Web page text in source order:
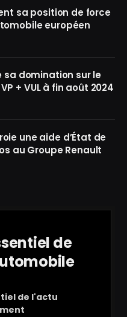
sa position de force
européen
domination sur le
+ VUL à fin août 2024
une aide d’État de
au Groupe Renault
de
de l'actu